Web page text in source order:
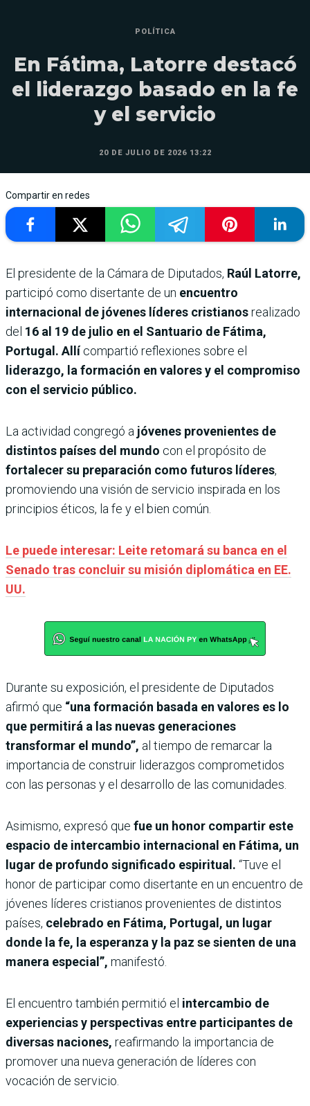
POLÍTICA
En Fátima, Latorre destacó
el liderazgo basado en la fe
y el servicio
20 DE JULIO DE 2026 13:22
Compartir en redes
El presidente de la Cámara de Diputados, Raúl Latorre,
participó como disertante de un encuentro
internacional de jóvenes líderes cristianosrealizado
del 16 al 19 de julio en el Santuario de Fátima,
Portugal. Allícompartió reflexiones sobre el
liderazgo, la formación en valores y el compromiso
con el servicio público.
La actividad congregó a jóvenes provenientes de
distintos países del mundo con el propósito de
fortalecer su preparación como futuros líderes,
promoviendo una visión de servicio inspirada en los
principios éticos, la fe y el bien común.
Le puede interesar: Leite retomará su banca en el
Senado tras concluir su misión diplomática en EE.
UU.
Durante su exposición, el presidente de Diputados
afirmó que “una formación basada en valores es lo
que permitirá a las nuevas generaciones
transformar el mundo”, al tiempo de remarcar la
importancia de construir liderazgos comprometidos
con las personas y el desarrollo de las comunidades.
Asimismo, expresó que fue un honor compartir este
espacio de intercambio internacional en Fátima, un
lugar de profundo significado espiritual. “Tuve el
honor de participar como disertante en un encuentro de
jóvenes líderes cristianos provenientes de distintos
países, celebrado en Fátima, Portugal, un lugar
donde la fe, la esperanza y la paz se sienten de una
manera especial”, manifestó.
El encuentro también permitió el intercambio de
experiencias y perspectivas entre participantes de
diversas naciones, reafirmando la importancia de
promover una nueva generación de líderes con
vocación de servicio.